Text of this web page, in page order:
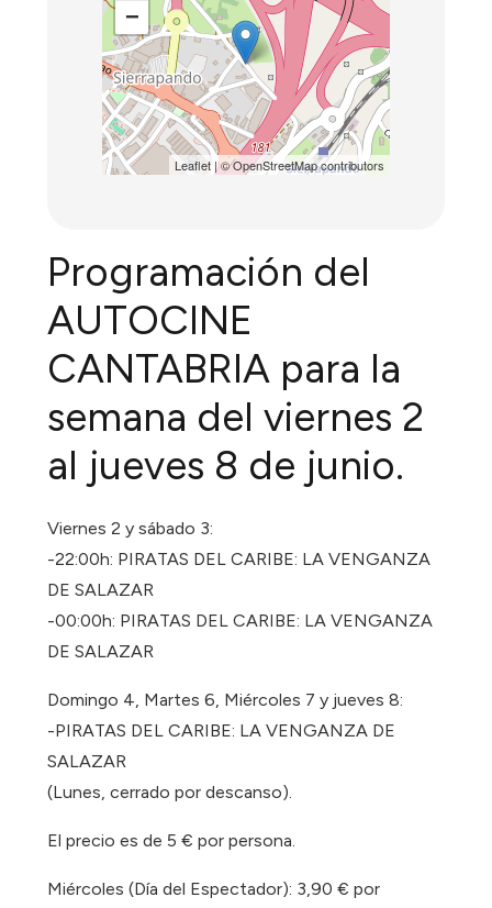
−
Leaflet| ©OpenStreetMapcontributors
Programación del
AUTOCINE
CANTABRIA para la
semana del viernes 2
al jueves 8 de junio.
Viernes 2 y sábado 3:
-22:00h: PIRATAS DEL CARIBE: LA VENGANZA
DE SALAZAR
-00:00h: PIRATAS DEL CARIBE: LA VENGANZA
DE SALAZAR
Domingo 4, Martes 6, Miércoles 7 y jueves 8:
-PIRATAS DEL CARIBE: LA VENGANZA DE
SALAZAR
(Lunes, cerrado por descanso).
El precio es de 5 € por persona.
Miércoles (Día del Espectador): 3,90 € por